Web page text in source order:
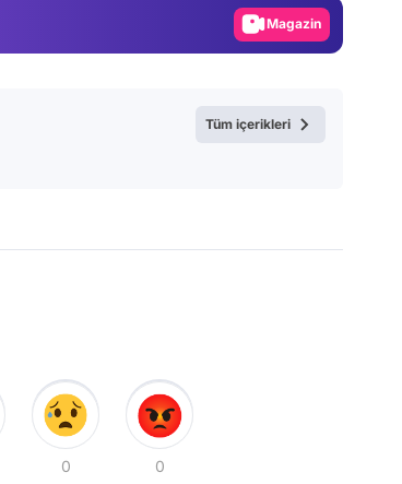
Magazin
Tüm içerikleri
0 0